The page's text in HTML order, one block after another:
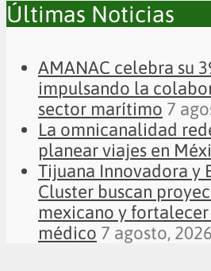
Últimas Noticias
AMANAC celebra su
impulsando la
sector marítimo 7
La omnicanalidad
planear viajes en
Tijuana Innovadora y
Cluster buscan
mexicano y
médico 7 agosto, 2026